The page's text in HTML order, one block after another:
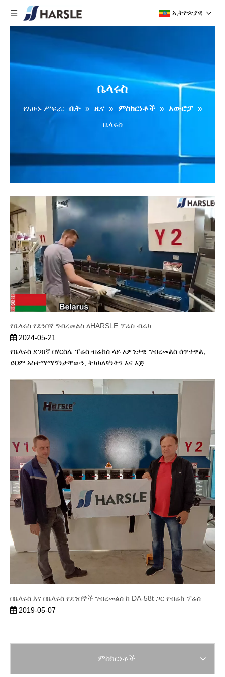
ኢትዮጵያዊ
ቤላሩስ
የአሁኑ ሥፍራ: ቤት » ዜና » ምስክርነቶች » አውሮፓ »
ቤላሩስ
የቤላሩስ የደንበኛ ግብረመልስ ለHARSLE ፕሬስ ብሬክ
2024-05-21
የቤላሩስ ደንበኛ በሃርስሌ ፕሬስ ብሬክስ ላይ አዎንታዊ ግብረመልስ ሰጥተዋል,
ይህም አስተማማኝነታቸውን, ትክክለኛነትን እና እጅ...
በቤላሩስ እና በቤላሩስ የደንበኞች ግብረመልስ ከ DA-58t ጋር የብሬክ ፕሬስ
2019-05-07
ምስክርነቶች